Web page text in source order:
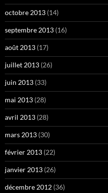
octobre 2013 (14)
septembre 2013 (16)
août 2013 (17)
juillet 2013 (26)
juin 2013 (33)
mai 2013 (28)
avril 2013 (28)
mars 2013 (30)
février 2013 (22)
janvier 2013 (26)
décembre 2012 (36)